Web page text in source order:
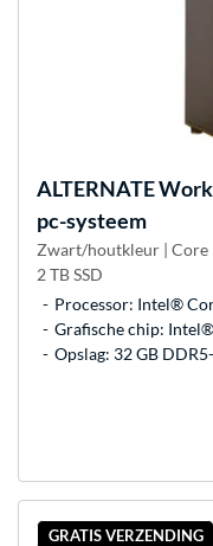
ALTERNATE
pc-systeem
Zwart/houtkleur | Core
2 TB SSD
Processor: Intel®
Grafische chip:
Opslag: 32 GB
GRATIS VERZENDING